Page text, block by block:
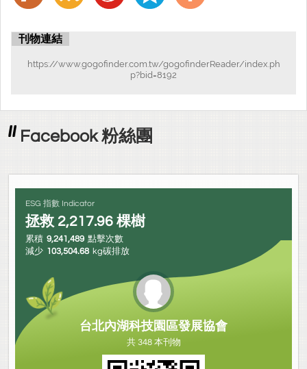
刊物連結
https://www.gogofinder.com.tw/gogofinderReader/index.ph
p?bid=8192
Facebook 粉絲團
ESG 指數 Indicator
拯救 2,217.96 棵樹
累積 9,241,489 點擊次數
減少 103,504.68 kg碳排放
台北內湖科技園區發展協會
共 348 本刊物